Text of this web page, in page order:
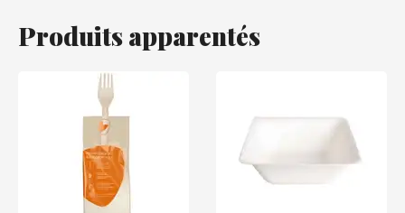
Produits apparentés